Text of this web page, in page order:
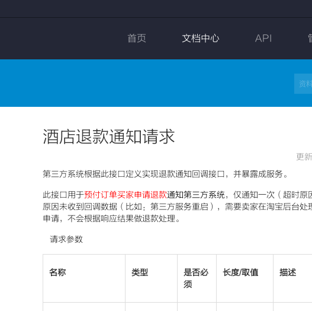
首页 文档中心 API
酒店退款通知请求
更
第三方系统根据此接口定义实现退款通知回调接口，并暴露成服务。
此接口用于预付订单买家申请退款通知第三方系统，仅通知一次（超时
原因未收到回调数据（比如：第三方服务重启），需要卖家在淘宝后台
申请，不会根据响应结果做退款处理。
请求参数
名称 类型
是否必
须
长度/取值 描述